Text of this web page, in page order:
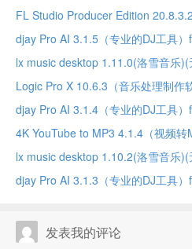
djay Pro AI 3.1.5（专业的DJ工具
Logic Pro X 10.6.3（音乐处理制作
djay Pro AI 3.1.4（专业的DJ工具
djay Pro AI 3.1.3（专业的DJ工具
发表我的评论